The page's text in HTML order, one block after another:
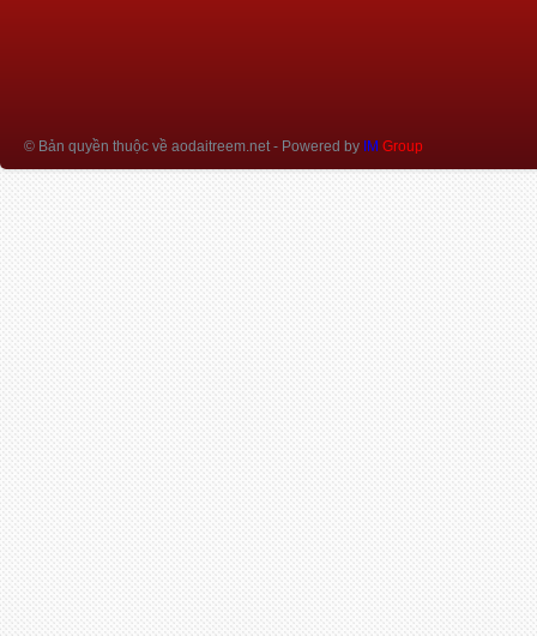
© Bản quyền thuộc về aodaitreem.net- Powered by IM Group